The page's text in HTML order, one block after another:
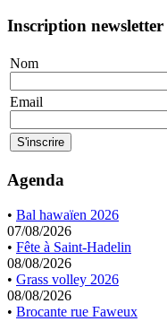
Inscription newsletter
Nom
Email
Agenda
• Bal hawaïen 2026
07/08/2026
• Fête à Saint-Hadelin
08/08/2026
• Grass volley 2026
08/08/2026
• Brocante rue Faweux